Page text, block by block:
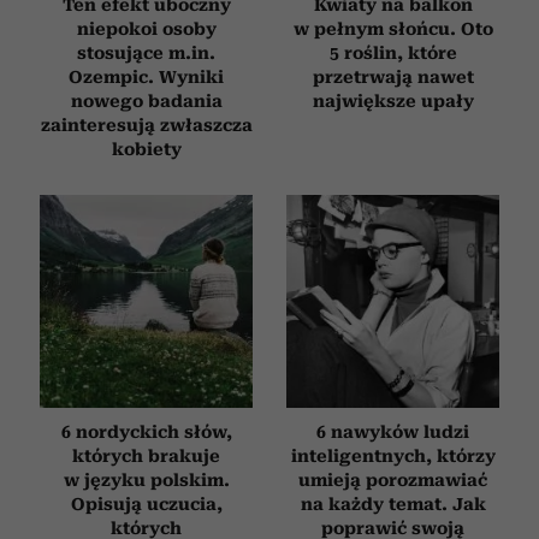
korzystania z ich usług.
Ten efekt uboczny
niepokoi osoby
stosujące m.in.
Ozempic. Wyniki
nowego badania
zainteresują zwłaszcza
kobiety
Kwiaty na balkon
w pełnym słońcu. Oto
5 roślin, które
przetrwają nawet
największe upały
6 nordyckich słów,
których brakuje
w języku polskim.
Opisują uczucia,
których
6 nawyków ludzi
inteligentnych, którzy
umieją porozmawiać
na każdy temat. Jak
poprawić swoją